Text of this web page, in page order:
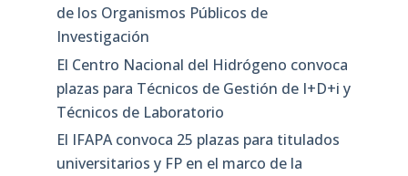
de los Organismos Públicos de
Investigación
El Centro Nacional del Hidrógeno convoca
plazas para Técnicos de Gestión de I+D+i y
Técnicos de Laboratorio
El IFAPA convoca 25 plazas para titulados
universitarios y FP en el marco de la